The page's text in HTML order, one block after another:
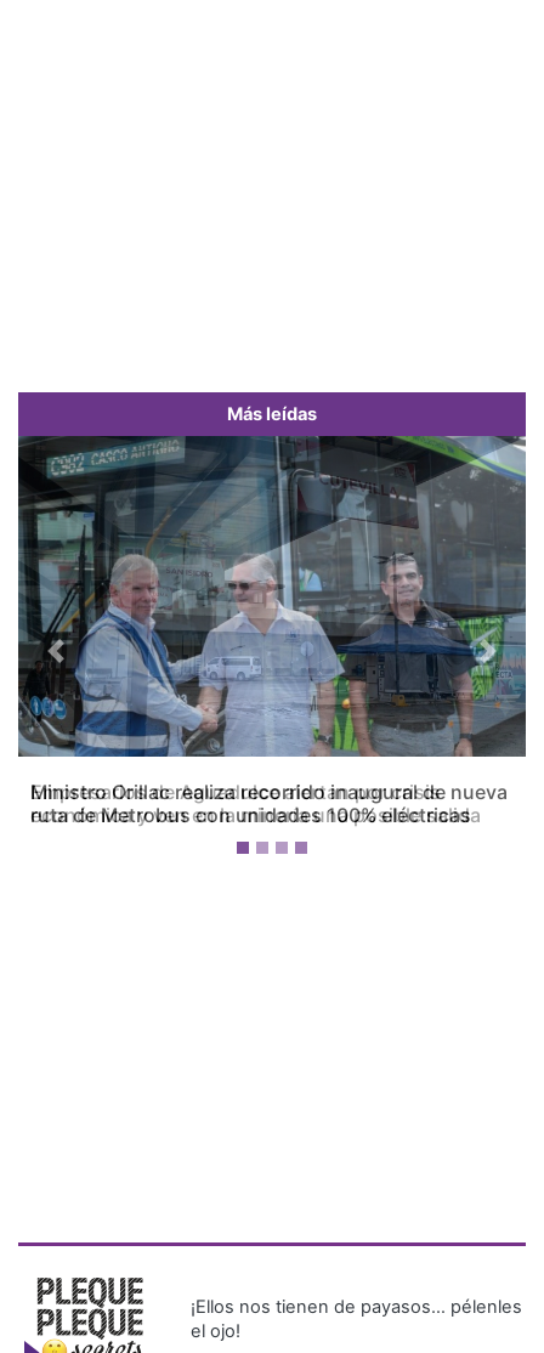
Más leídas
Empresarios de Aguadulce alertan por crisis
económica y ven en la minería una posible salida
Previous Next
¡Ellos nos tienen de payasos… pélenles
el ojo!